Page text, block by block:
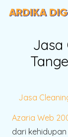
Jasa
Jasa
Azaria Web
dari